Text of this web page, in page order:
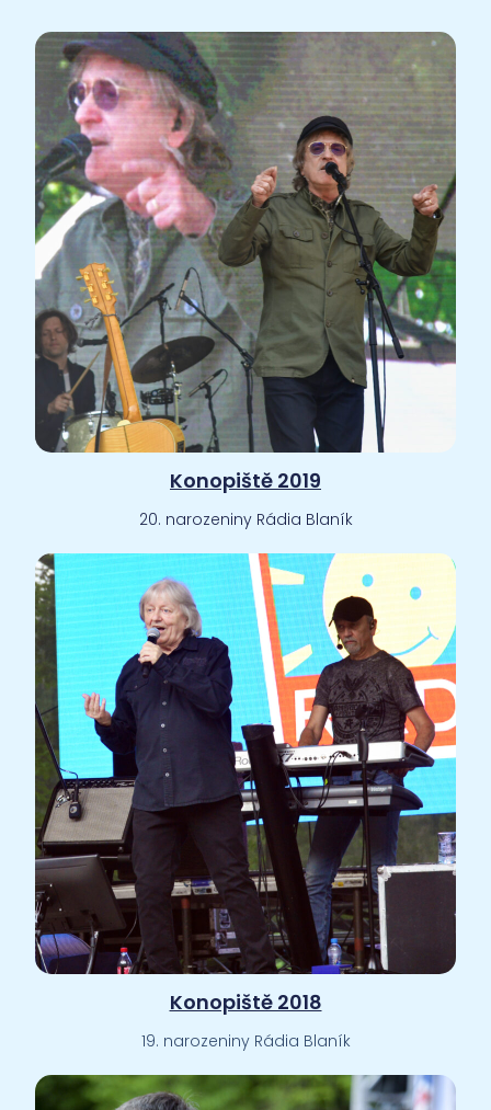
Konopiště 2019
20. narozeniny Rádia Blaník
Konopiště 2018
19. narozeniny Rádia Blaník